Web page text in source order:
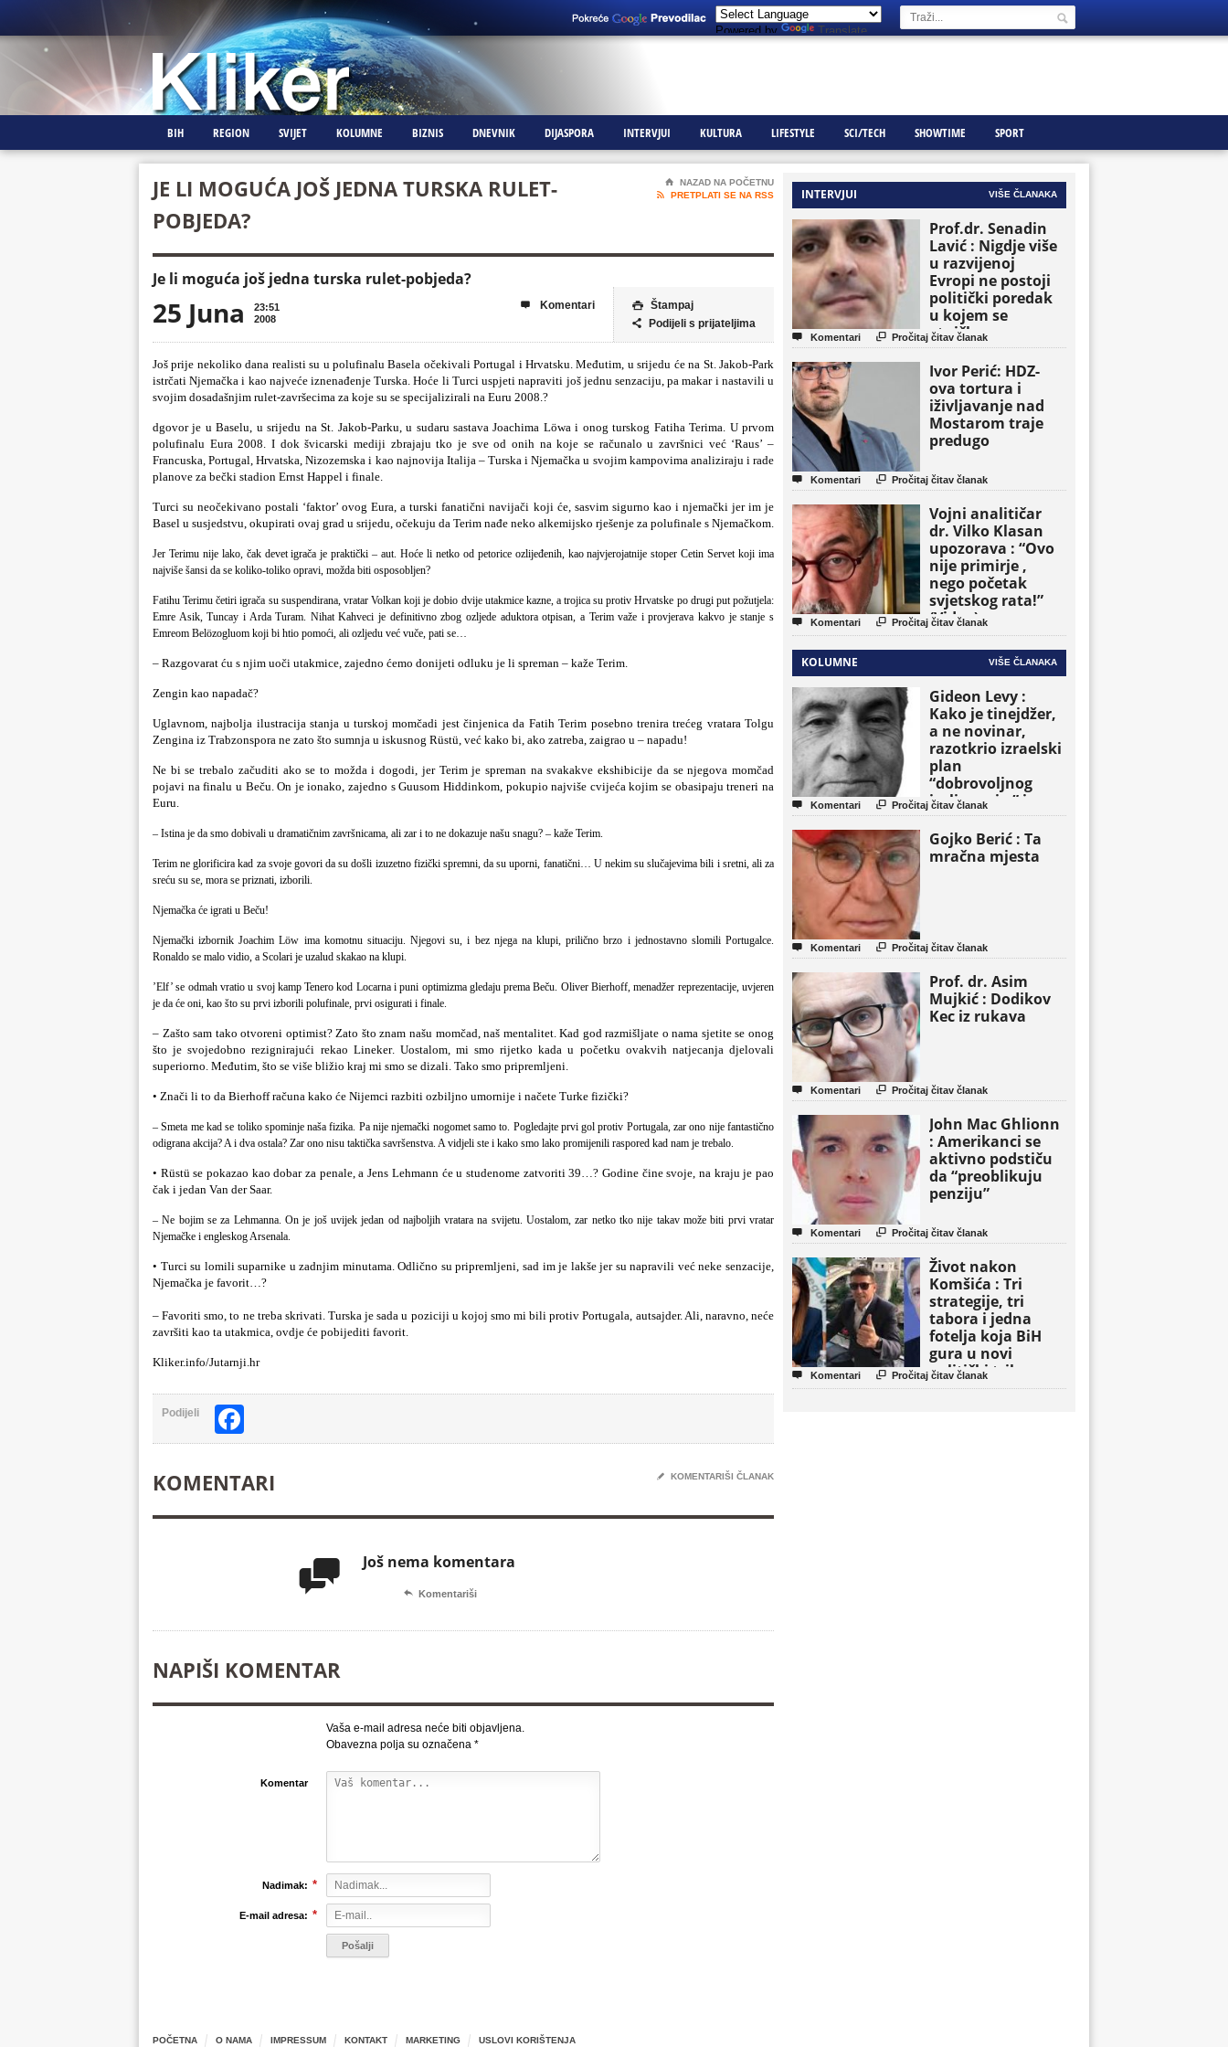
Powered by Translate
BIH REGION SVIJET KOLUMNE BIZNIS DNEVNIK DIJASPORA INTERVJUI KULTURA LIFESTYLE SCI/TECH SHOWTIME SPORT
JE LI MOGUĆA JOŠ JEDNA TURSKA RULET-
POBJEDA?
⌂
NAZAD NA POČETNU

PRETPLATI SE NA RSS
Je li moguća još jedna turska rulet-pobjeda?
25 Juna
23:51
2008
 Štampaj
 Podijeli s prijateljima
 Komentari
Još prije nekoliko dana realisti su u polufinalu Basela očekivali Portugal i Hrvatsku. Međutim, u srijedu će na St. Jakob-Park
istrčati Njemačka i kao najveće iznenađenje Turska. Hoće li Turci uspjeti napraviti još jednu senzaciju, pa makar i nastavili u
svojim dosadašnjim rulet-završecima za koje su se specijalizirali na Euru 2008.?
dgovor je u Baselu, u srijedu na St. Jakob-Parku, u sudaru sastavaJoachima Löwai onog turskog Fatiha Terima. U prvom
polufinalu Eura 2008. I dok švicarski mediji zbrajaju tko je sve od onih na koje se računalo u završnici već ‘Raus’ –
Francuska, Portugal, Hrvatska, Nizozemska i kao najnovija Italija – Turska i Njemačka u svojim kampovima analiziraju i rade
planove za bečki stadion Ernst Happel i finale.
Turci su neočekivano postali ‘faktor’ ovog Eura, a turski fanatični navijači koji će, sasvim sigurno kao i njemački jer im je
Basel u susjedstvu, okupirati ovaj grad u srijedu, očekuju da Terim nađe neko alkemijsko rješenje za polufinale s Njemačkom.
Jer Terimu nije lako, čak devet igrača je praktički – aut. Hoće li netko od petorice ozlijeđenih, kao najvjerojatnije stoperCetin Servetkoji ima
najviše šansi da se koliko-toliko opravi, možda biti osposobljen?
Fatihu Terimu četiri igrača su suspendirana, vratar Volkankoji je dobio dvije utakmice kazne, a trojica su protiv Hrvatske po drugi put požutjela:
Emre Asik, Tuncay i Arda Turam. Nihat Kahvecije definitivno zbog ozljede aduktora otpisan, a Terim važe i provjerava kakvo je stanje s
Emreom Belözogluom koji bi htio pomoći, ali ozljedu već vuče, pati se…
– Razgovarat ću s njim uoči utakmice, zajedno ćemo donijeti odluku je li spreman – kaže Terim.
Zengin kao napadač?
Uglavnom, najbolja ilustracija stanja u turskoj momčadi jest činjenica da Fatih Terim posebno trenira trećeg vratara Tolgu
Zengina iz Trabzonspora ne zato što sumnja u iskusnog Rüstü, već kako bi, ako zatreba, zaigrao u – napadu!
Ne bi se trebalo začuditi ako se to možda i dogodi, jer Terim je spreman na svakakve ekshibicije da se njegova momčad
pojavi na finalu u Beču. On je ionako, zajedno sGuusom Hiddinkom, pokupio najviše cvijeća kojim se obasipaju treneri na
Euru.
– Istina je da smo dobivali u dramatičnim završnicama, ali zar i to ne dokazuje našu snagu? – kaže Terim.
Terim ne glorificira kad za svoje govori da su došli izuzetno fizički spremni, da su uporni, fanatični… U nekim su slučajevima bili i sretni, ali za
sreću su se, mora se priznati, izborili.
Njemačka će igrati u Beču!
Njemački izbornik Joachim Löw ima komotnu situaciju. Njegovi su, i bez njega na klupi, prilično brzo i jednostavno slomili Portugalce.
Ronaldo se malo vidio, a Scolari je uzalud skakao na klupi.
’Elf’ se odmah vratio u svoj kamp Tenero kod Locarna i puni optimizma gledaju prema Beču. Oliver Bierhoff, menadžer reprezentacije, uvjeren
je da će oni, kao što su prvi izborili polufinale, prvi osigurati i finale.
– Zašto sam tako otvoreni optimist? Zato što znam našu momčad, naš mentalitet. Kad god razmišljate o nama sjetite se onog
što je svojedobno rezignirajući rekao Lineker. Uostalom, mi smo rijetko kada u početku ovakvih natjecanja djelovali
superiorno. Međutim, što se više bližio kraj mi smo se dizali. Tako smo pripremljeni.
• Znači li to da Bierhoff računa kako će Nijemci razbiti ozbiljno umornije i načete Turke fizički?
– Smeta me kad se toliko spominje naša fizika. Pa nije njemački nogomet samo to. Pogledajte prvi gol protiv Portugala, zar ono nije fantastično
odigrana akcija? A i dva ostala? Zar ono nisu taktička savršenstva. A vidjeli ste i kako smo lako promijenili raspored kad nam je trebalo.
• Rüstü se pokazao kao dobar za penale, a Jens Lehmann će u studenome zatvoriti 39…? Godine čine svoje, na kraju je pao
čak i jedan Van der Saar.
– Ne bojim se za Lehmanna. On je još uvijek jedan od najboljih vratara na svijetu. Uostalom, zar netko tko nije takav može biti prvi vratar
Njemačke i engleskog Arsenala.
• Turci su lomili suparnike u zadnjim minutama. Odlično su pripremljeni, sad im je lakše jer su napravili već neke senzacije,
Njemačka je favorit…?
– Favoriti smo, to ne treba skrivati. Turska je sada u poziciji u kojoj smo mi bili protiv Portugala, autsajder. Ali, naravno, neće
završiti kao ta utakmica, ovdje će pobijediti favorit.
Kliker.info/Jutarnji.hr
Podijeli
KOMENTARI ✎ KOMENTARIŠI ČLANAK
 Još nema komentara
 Komentariši
NAPIŠI KOMENTAR
Vaša e-mail adresa neće biti objavljena.
Obavezna polja su označena *
Komentar
Nadimak: *
E-mail adresa: *
INTERVJUI VIŠE ČLANAKA
Prof.dr. Senadin
Lavić : Nigdje više
u razvijenoj
Evropi ne postoji
politički poredak
u kojem se
etničke grupe
pojavljuju kao
osnovne političke
jedinice
 Komentari  Pročitaj čitav članak
Ivor Perić: HDZ-
ova tortura i
iživljavanje nad
Mostarom traje
predugo
 Komentari  Pročitaj čitav članak
Vojni analitičar
dr. Vilko Klasan
upozorava : “Ovo
nije primirje ,
nego početak
svjetskog rata!”
(Video)
 Komentari  Pročitaj čitav članak
KOLUMNE VIŠE ČLANAKA
Gideon Levy :
Kako je tinejdžer,
a ne novinar,
razotkrio izraelski
plan
“dobrovoljnog
iseljavanja ” iz
Gaze
 Komentari  Pročitaj čitav članak
Gojko Berić : Ta
mračna mjesta
 Komentari  Pročitaj čitav članak
Prof. dr. Asim
Mujkić : Dodikov
Kec iz rukava
 Komentari  Pročitaj čitav članak
John Mac Ghlionn
: Amerikanci se
aktivno podstiču
da “preoblikuju
penziju”
 Komentari  Pročitaj čitav članak
Život nakon
Komšića : Tri
strategije, tri
tabora i jedna
fotelja koja BiH
gura u novi
politički triler
 Komentari  Pročitaj čitav članak
POČETNA O NAMA IMPRESSUM KONTAKT MARKETING USLOVI KORIŠTENJA